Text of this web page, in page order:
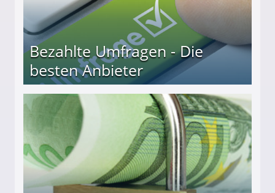
Bezahlte Umfragen - Die
besten Anbieter